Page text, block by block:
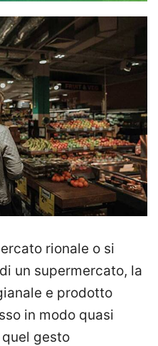
rionale o si
un supermercato, la
e prodotto
in modo quasi
gesto